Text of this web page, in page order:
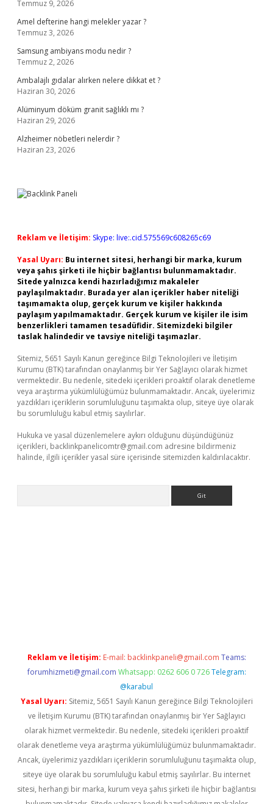
Temmuz 9, 2026
Amel defterine hangi melekler yazar ?
Temmuz 3, 2026
Samsung ambiyans modu nedir ?
Temmuz 2, 2026
Ambalajlı gıdalar alırken nelere dikkat et ?
Haziran 30, 2026
Alüminyum döküm granit sağlıklı mı ?
Haziran 29, 2026
Alzheimer nöbetleri nelerdir ?
Haziran 23, 2026
Reklam ve İletişim: Skype: live:.cid.575569c608265c69
Yasal Uyarı: Bu internet sitesi, herhangi bir marka, kurum
veya şahıs şirketi ile hiçbir bağlantısı bulunmamaktadır.
Sitede yalnızca kendi hazırladığımız makaleler
paylaşılmaktadır. Burada yer alan içerikler haber niteliği
taşımamakta olup, gerçek kurum ve kişiler hakkında
paylaşım yapılmamaktadır. Gerçek kurum ve kişiler ile isim
benzerlikleri tamamen tesadüfidir. Sitemizdeki bilgiler
taslak halindedir ve tavsiye niteliği taşımazlar.
Sitemiz, 5651 Sayılı Kanun gereğince Bilgi Teknolojileri ve İletişim
Kurumu (BTK) tarafından onaylanmış bir Yer Sağlayıcı olarak hizmet
vermektedir. Bu nedenle, sitedeki içerikleri proaktif olarak denetleme
veya araştırma yükümlülüğümüz bulunmamaktadır. Ancak, üyelerimiz
yazdıkları içeriklerin sorumluluğunu taşımakta olup, siteye üye olarak
bu sorumluluğu kabul etmiş sayılırlar.
Hukuka ve yasal düzenlemelere aykırı olduğunu düşündüğünüz
içerikleri, backlinkpanelicomtr@gmail.com adresine bildirmeniz
halinde, ilgili içerikler yasal süre içerisinde sitemizden kaldırılacaktır.
Reklam ve İletişim: E-mail: backlinkpaneli@gmail.com Teams:
forumhizmeti@gmail.com Whatsapp: 0262 606 0 726 Telegram:
@karabul
Yasal Uyarı: Sitemiz, 5651 Sayılı Kanun gereğince Bilgi Teknolojileri
ve İletişim Kurumu (BTK) tarafından onaylanmış bir Yer Sağlayıcı
olarak hizmet vermektedir. Bu nedenle, sitedeki içerikleri proaktif
olarak denetleme veya araştırma yükümlülüğümüz bulunmamaktadır.
Ancak, üyelerimiz yazdıkları içeriklerin sorumluluğunu taşımakta olup,
siteye üye olarak bu sorumluluğu kabul etmiş sayılırlar. Bu internet
sitesi, herhangi bir marka, kurum veya şahıs şirketi ile hiçbir bağlantısı